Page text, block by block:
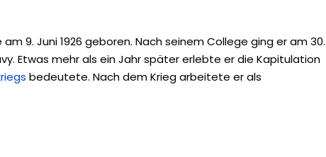
9. Juni 1926 geboren. Nach seinem College ging er am
Etwas mehr als ein Jahr später erlebte er die Kapitulation
bedeutete. Nach dem Krieg arbeitete er als